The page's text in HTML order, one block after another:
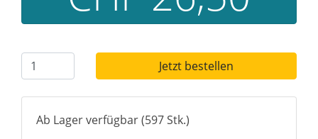
Jetzt bestellen
Ab Lager verfügbar (597 Stk.)